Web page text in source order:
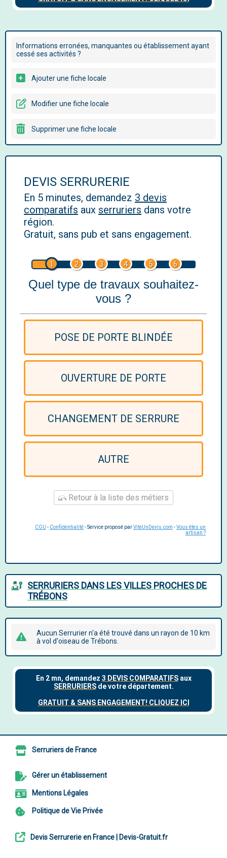
Informations erronées, manquantes ou établissement ayant
cessé ses activités ?
Ajouter une fiche locale
Modifier une fiche locale
Supprimer une fiche locale
DEVIS SERRURERIE
En 5 minutes, demandez 3 devis
comparatifs aux serruriers dans votre
région.
Gratuit, sans pub et sans engagement.
1 2 3 4 5 6
Quel type de travaux souhaitez-
vous ?
POSE DE PORTE BLINDÉE
OUVERTURE DE PORTE
CHANGEMENT DE SERRURE
AUTRE
Retour à la liste des métiers
CGU - Confidentialité- Service proposé parViteUnDevis.com -Vous êtes un
artisan ?
SERRURIERS DANS LES VILLES PROCHES DE
TRÉBONS
Aucun Serrurier n'a été trouvé dans un rayon de 10 km
à vol d'oiseau de Trébons.
Serruriers de France
Gérer un établissement
Mentions Légales
Politique de Vie Privée
Devis Serrurerie en France | Devis-Gratuit.fr